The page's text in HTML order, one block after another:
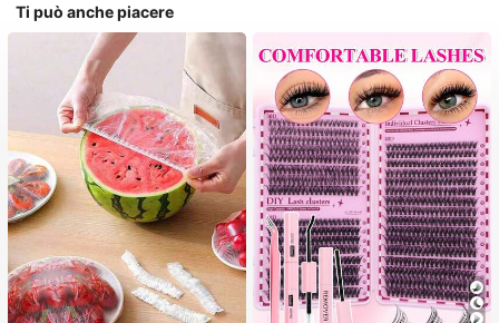
Ti può anche piacere